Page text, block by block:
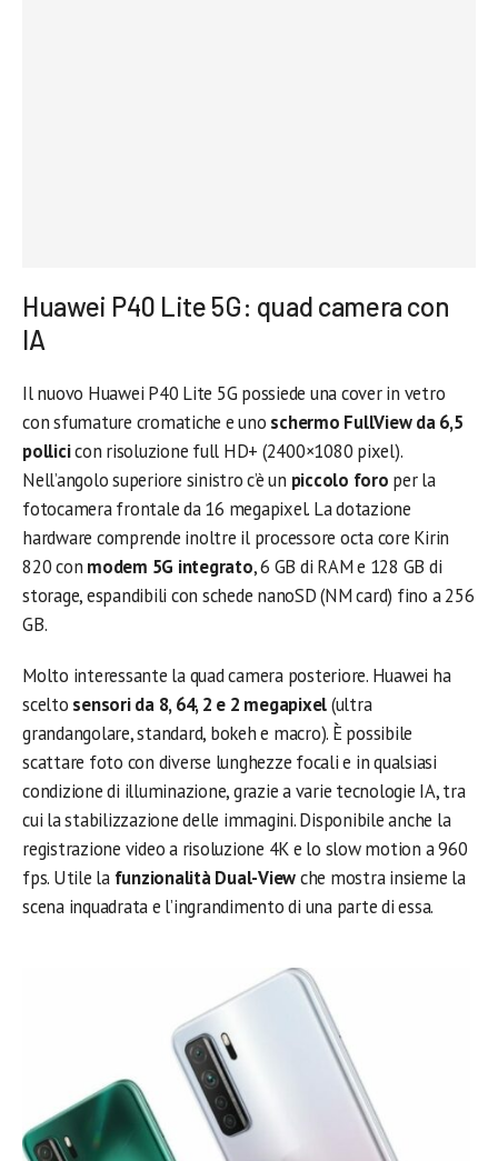
Huawei P40 Lite 5G: quad camera con
IA
Il nuovo Huawei P40 Lite 5G possiede una cover in vetro
con sfumature cromatiche e uno schermo FullView da 6,5
pollicicon risoluzione full HD+ (2400×1080 pixel).
Nell’angolo superiore sinistro c’è un piccolo foro per la
fotocamera frontale da 16 megapixel. La dotazione
hardware comprende inoltre il processore octa core Kirin
820 con modem 5G integrato, 6 GB di RAM e 128 GB di
storage, espandibili con schede nanoSD (NM card) fino a 256
GB.
Molto interessante la quad camera posteriore. Huawei ha
scelto sensori da 8, 64, 2 e 2 megapixel(ultra
grandangolare, standard, bokeh e macro). È possibile
scattare foto con diverse lunghezze focali e in qualsiasi
condizione di illuminazione, grazie a varie tecnologie IA, tra
cui la stabilizzazione delle immagini. Disponibile anche la
registrazione video a risoluzione 4K e lo slow motion a 960
fps. Utile la funzionalità Dual-Viewche mostra insieme la
scena inquadrata e l’ingrandimento di una parte di essa.